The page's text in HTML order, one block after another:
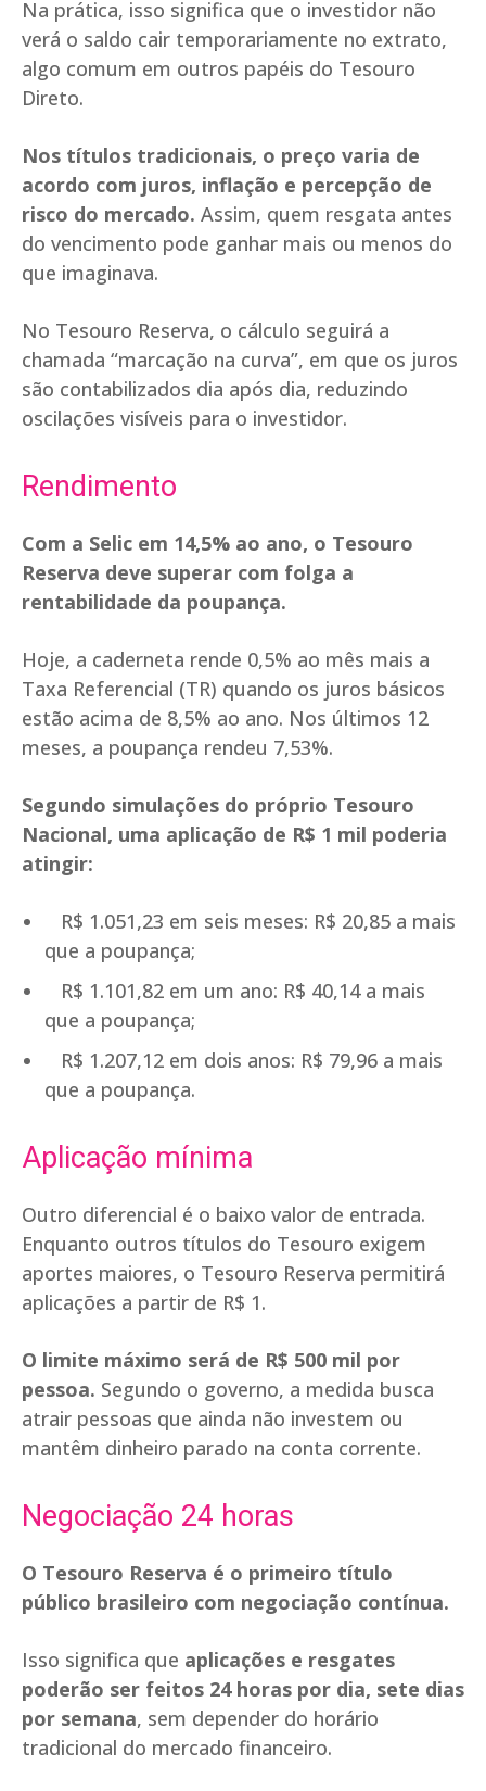
Na prática, isso significa que o investidor não
verá o saldo cair temporariamente no extrato,
algo comum em outros papéis do Tesouro
Direto.
Nos títulos tradicionais, o preço varia de
acordo com juros, inflação e percepção de
risco do mercado. Assim, quem resgata antes
do vencimento pode ganhar mais ou menos do
que imaginava.
No Tesouro Reserva, o cálculo seguirá a
chamada “marcação na curva”, em que os juros
são contabilizados dia após dia, reduzindo
oscilações visíveis para o investidor.
Rendimento
Com a Selic em 14,5% ao ano, o Tesouro
Reserva deve superar com folga a
rentabilidade da poupança.
Hoje, a caderneta rende 0,5% ao mês mais a
Taxa Referencial (TR) quando os juros básicos
estão acima de 8,5% ao ano. Nos últimos 12
meses, a poupança rendeu 7,53%.
Segundo simulações do próprio Tesouro
Nacional, uma aplicação de R$ 1 mil poderia
atingir:
R$ 1.051,23 em seis meses: R$ 20,85 a mais
que a poupança;
R$ 1.101,82 em um ano: R$ 40,14 a mais
que a poupança;
R$ 1.207,12 em dois anos: R$ 79,96 a mais
que a poupança.
Aplicação mínima
Outro diferencial é o baixo valor de entrada.
Enquanto outros títulos do Tesouro exigem
aportes maiores, o Tesouro Reserva permitirá
aplicações a partir de R$ 1.
O limite máximo será de R$ 500 mil por
pessoa. Segundo o governo, a medida busca
atrair pessoas que ainda não investem ou
mantêm dinheiro parado na conta corrente.
Negociação 24 horas
O Tesouro Reserva é o primeiro título
público brasileiro com negociação contínua.
Isso significa que aplicações e resgates
poderão ser feitos 24 horas por dia, sete dias
por semana, sem depender do horário
tradicional do mercado financeiro.